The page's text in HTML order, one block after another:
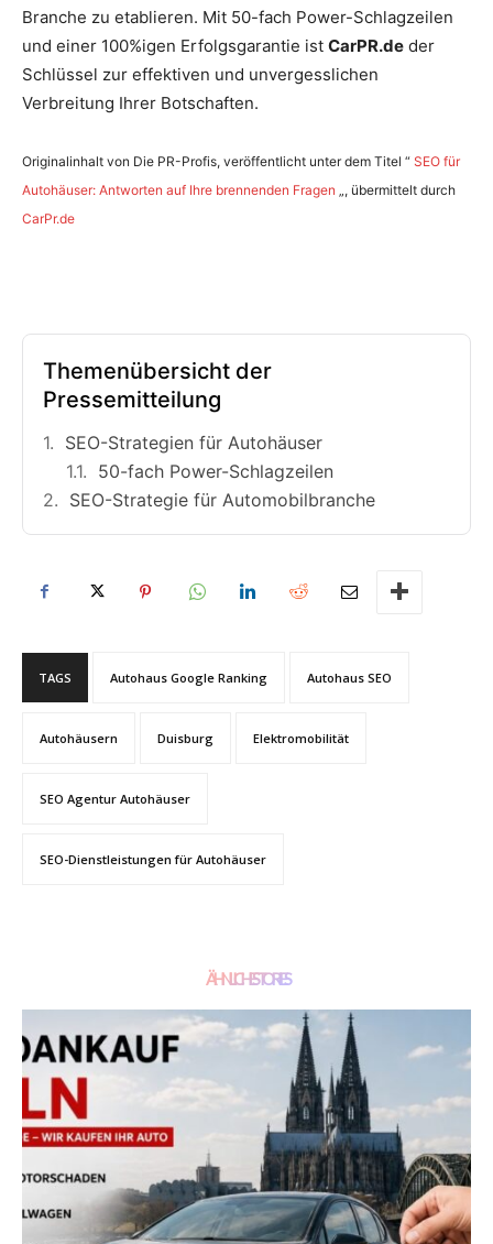
Branche zu etablieren. Mit 50-fach Power-Schlagzeilen
und einer 100%igen Erfolgsgarantie ist CarPR.de der
Schlüssel zur effektiven und unvergesslichen
Verbreitung Ihrer Botschaften.
Originalinhalt von Die PR-Profis, veröffentlicht unter dem Titel “ SEO für
Autohäuser: Antworten auf Ihre brennenden Fragen „, übermittelt durch
CarPr.de
Themenübersicht der
Pressemitteilung
SEO-Strategien für Autohäuser
50-fach Power-Schlagzeilen
SEO-Strategie für Automobilbranche
TAGS Autohaus Google Ranking Autohaus SEO
Autohäusern Duisburg Elektromobilität
SEO Agentur Autohäuser
SEO-Dienstleistungen für Autohäuser
ÄHNLICHE STORIES